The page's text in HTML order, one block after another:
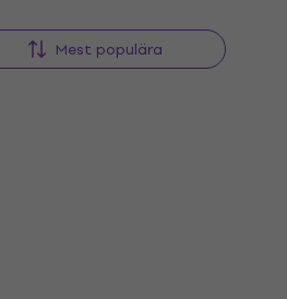
Mest populära